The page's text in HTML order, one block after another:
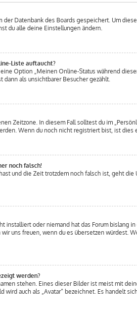
Datenbank des Boards gespeichert. Um
du alle deine Einstellungen ändern.
Liste auftaucht?
Option „Meinen Online-Status während
als unsichtbarer Besucher gezählt.
Zeitzone. In diesem Fall solltest du im
Wenn du noch nicht registriert bist, ist dies
noch falsch!
und die Zeit trotzdem noch falsch ist, geht
oder niemand hat das Forum bislang
uns freuen, wenn du es übersetzen würdest.
werden?
stehen. Eines dieser Bilder ist meist mit
wird auch als „Avatar“ bezeichnet. Es handelt